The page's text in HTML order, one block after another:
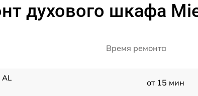
духового шкафа
Время ремонта
AL
от 15 мин